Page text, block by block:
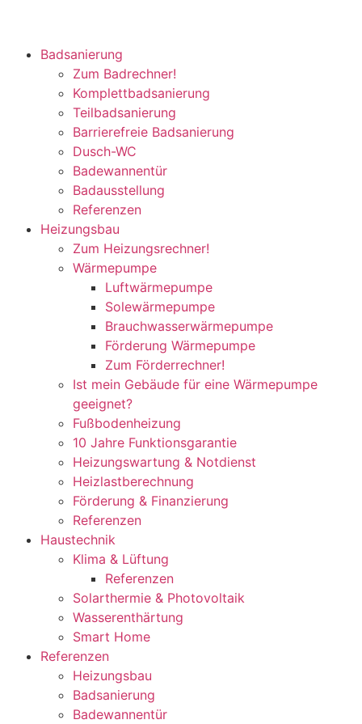
Badsanierung
Zum Badrechner!
Komplettbadsanierung
Teilbadsanierung
Barrierefreie Badsanierung
Dusch-WC
Badewannentür
Badausstellung
Referenzen
Heizungsbau
Zum Heizungsrechner!
Wärmepumpe
Luftwärmepumpe
Solewärmepumpe
Brauchwasserwärmepumpe
Förderung Wärmepumpe
Zum Förderrechner!
Ist mein Gebäude für eine Wärmepumpe
geeignet?
Fußbodenheizung
10 Jahre Funktionsgarantie
Heizungswartung & Notdienst
Heizlastberechnung
Förderung & Finanzierung
Referenzen
Haustechnik
Klima & Lüftung
Referenzen
Solarthermie & Photovoltaik
Wasserenthärtung
Smart Home
Referenzen
Heizungsbau
Badsanierung
Badewannentür